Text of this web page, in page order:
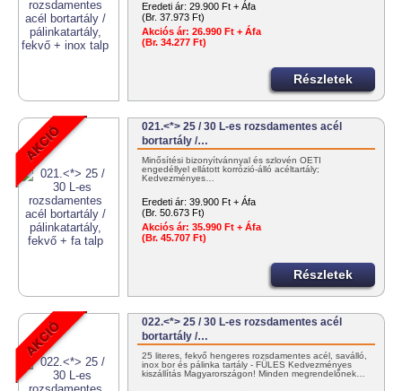
Eredeti ár: 29.900 Ft + Áfa
(Br. 37.973 Ft)
Akciós ár: 26.990 Ft + Áfa
(Br. 34.277 Ft)
Részletek
021.<*> 25 / 30 L-es rozsdamentes acél
bortartály /…
Minősítési bizonyítvánnyal és szlovén OÉTI
engedéllyel ellátott korrózió-álló acéltartály;
Kedvezményes…
Eredeti ár: 39.900 Ft + Áfa
(Br. 50.673 Ft)
Akciós ár: 35.990 Ft + Áfa
(Br. 45.707 Ft)
Részletek
022.<*> 25 / 30 L-es rozsdamentes acél
bortartály /…
25 literes, fekvő hengeres rozsdamentes acél, saválló,
inox bor és pálinka tartály - FÜLES Kedvezményes
kiszállítás Magyarországon! Minden megrendelőnek…